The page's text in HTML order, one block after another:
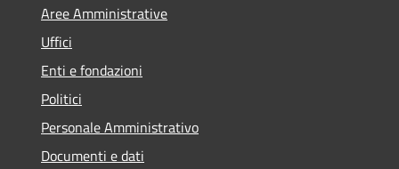
Aree Amministrative
Uffici
Enti e fondazioni
Politici
Personale Amministrativo
Documenti e dati